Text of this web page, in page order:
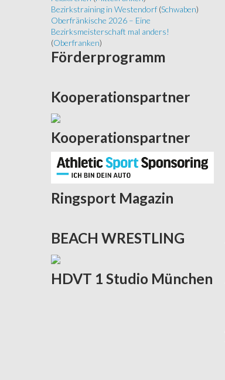
Bezirkstraining in Westendorf (Schwaben)
Oberfränkische 2026 – Eine
Bezirksmeisterschaft mal anders!
(Oberfranken)
Förderprogramm
Kooperationspartner
Kooperationspartner
Ringsport Magazin
BEACH WRESTLING
HDVT 1 Studio München